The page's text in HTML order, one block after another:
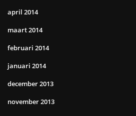
april 2014
maart 2014
februari 2014
januari 2014
december 2013
november 2013